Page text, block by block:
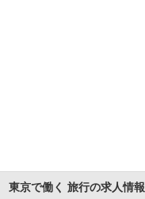
東京で働く 旅行の求人情報